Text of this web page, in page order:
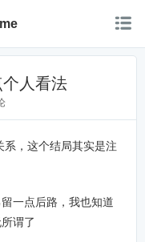

个人看法
，这个结局其实是注
一点后路，我也知道
谓了